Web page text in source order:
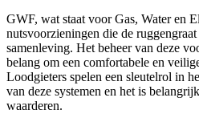
GWF, wat staat voor Gas, Water en
nutsvoorzieningen die de
samenleving. Het beheer van deze
belang om een comfortabele en
Loodgieters spelen een sleutelrol in
van deze systemen en het is
waarderen.